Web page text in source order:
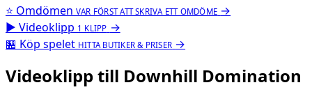
⭐ Omdömen VAR FÖRST ATT SKRIVA ETT OMDÖME →
▶ Videoklipp 1 KLIPP →
🏪 Köp spelet HITTA BUTIKER & PRISER →
Videoklipp till Downhill Domination